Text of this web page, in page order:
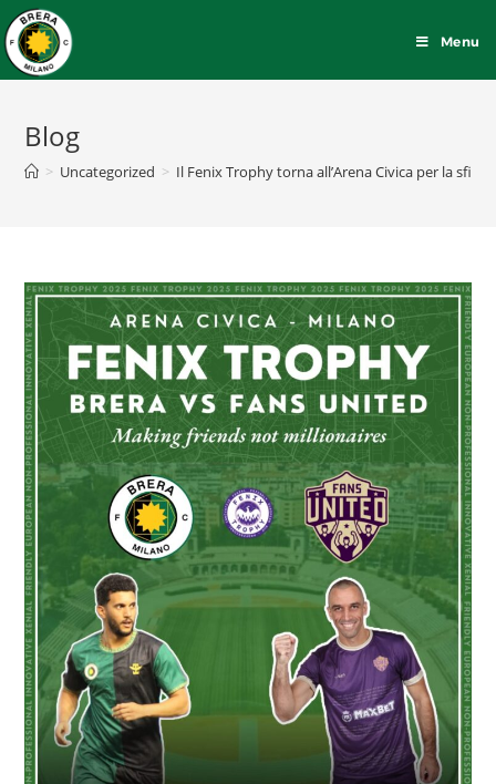
Menu
Blog
> Uncategorized > Il Fenix Trophy torna all’Arena Civica per la